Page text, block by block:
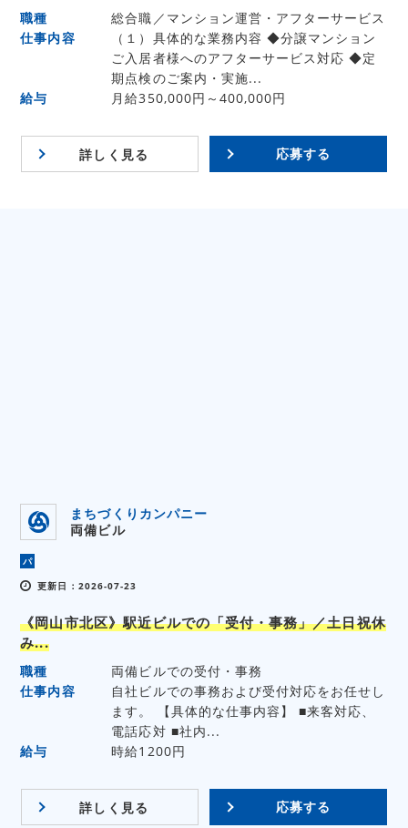
職種
総合職／マンション運営・アフターサービス
仕事内容
（１）具体的な業務内容 ◆分譲マンション
ご入居者様へのアフターサービス対応 ◆定
期点検のご案内・実施...
給与
月給350,000円～400,000円
詳しく見る 応募する
まちづくりカンパニー
両備ビル
パ
更新日：2026-07-23
《岡山市北区》駅近ビルでの「受付・事務」／土日祝休
み...
職種
両備ビルでの受付・事務
仕事内容
自社ビルでの事務および受付対応をお任せし
ます。 【具体的な仕事内容】 ■来客対応、
電話応対 ■社内...
給与
時給1200円
詳しく見る 応募する